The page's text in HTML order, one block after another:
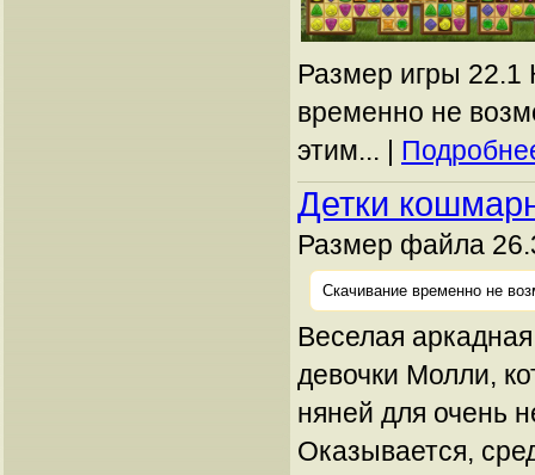
Размер игры 22.1
временно не
этим... |
Детки
Размер файла
Скачивание временно не
Веселая
девочки Молли,
няней для очень
Оказывается,